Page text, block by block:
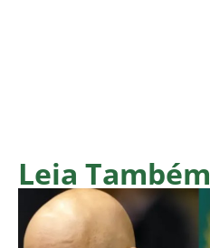
Leia Também